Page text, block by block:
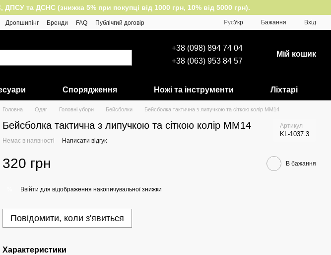
та ДСНС (знижка 5% при покупці від 1000 грн, 10% від 5000 грн).
Дропшипінг Бренди FAQ
Публічгий договір
РусУкр Бажання Вхід
+38 (098) 894 74 04
+38 (063) 953 84 57
Мій кошик
Спорядження Ножі та інструменти Ліхтарі
Головна Одяг Головні убори Бейсболки Бейсболка тактична з липучкою та сіткою колір MM14
Бейсболка тактична з липучкою та сіткою колір MM14 Артикул
KL-1037.3
Немає в наявності Написати відгук
320 грн В бажання
Ввійти для відображення накопичувальної знижки
Повідомити, коли з'явиться
Характеристики